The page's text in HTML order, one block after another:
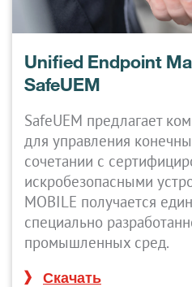
Unified Endpoint
SafeUEM
SafeUEM предлагает
для управления
сочетании с
искробезопасными
MOBILE получается
специально
промышленных сред.
Скачать